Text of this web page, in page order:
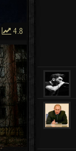
4.8